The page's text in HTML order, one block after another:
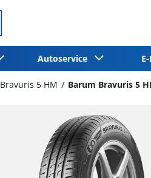
Autoservice
Bravuris 5 HM Barum Bravuris 5